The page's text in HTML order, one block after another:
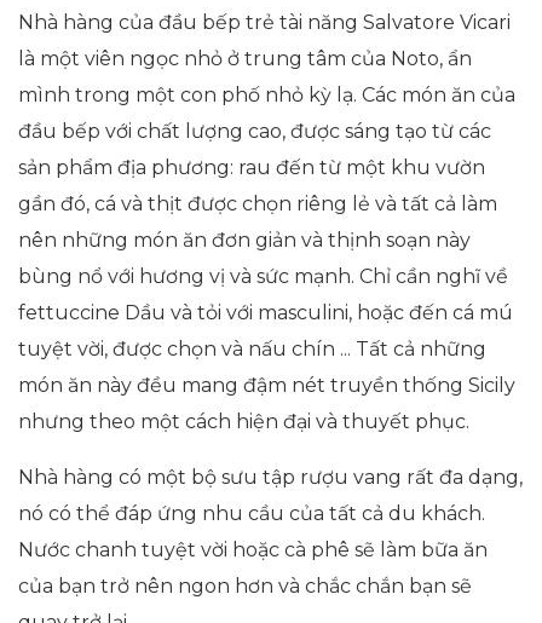
Nhà hàng của đầu bếp trẻ tài năng Salvatore Vicari
là một viên ngọc nhỏ ở trung tâm của Noto, ẩn
mình trong một con phố nhỏ kỳ lạ. Các món ăn của
đầu bếp với chất lượng cao, được sáng tạo từ các
sản phẩm địa phương: rau đến từ một khu vườn
gần đó, cá và thịt được chọn riêng lẻ và tất cả làm
nên những món ăn đơn giản và thịnh soạn này
bùng nổ với hương vị và sức mạnh. Chỉ cần nghĩ về
fettuccine Dầu và tỏi với masculini, hoặc đến cá mú
tuyệt vời, được chọn và nấu chín ... Tất cả những
món ăn này đều mang đậm nét truyền thống Sicily
nhưng theo một cách hiện đại và thuyết phục.
Nhà hàng có một bộ sưu tập rượu vang rất đa dạng,
nó có thể đáp ứng nhu cầu của tất cả du khách.
Nước chanh tuyệt vời hoặc cà phê sẽ làm bữa ăn
của bạn trở nên ngon hơn và chắc chắn bạn sẽ